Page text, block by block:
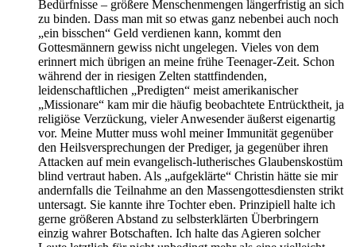
Bedürfnisse – größere Menschenmengen längerfristig an sich
zu binden. Dass man mit so etwas ganz nebenbei auch noch
„ein bisschen“ Geld verdienen kann, kommt den
Gottesmännern gewiss nicht ungelegen. Vieles von dem
erinnert mich übrigen an meine frühe Teenager-Zeit. Schon
während der in riesigen Zelten stattfindenden,
leidenschaftlichen „Predigten“ meist amerikanischer
„Missionare“ kam mir die häufig beobachtete Entrücktheit, ja
religiöse Verzückung, vieler Anwesender äußerst eigenartig
vor. Meine Mutter muss wohl meiner Immunität gegenüber
den Heilsversprechungen der Prediger, ja gegenüber ihren
Attacken auf mein evangelisch-lutherisches Glaubenskostüm
blind vertraut haben. Als „aufgeklärte“ Christin hätte sie mir
andernfalls die Teilnahme an den Massengottesdiensten strikt
untersagt. Sie kannte ihre Tochter eben. Prinzipiell halte ich
gerne größeren Abstand zu selbsterklärten Überbringern
einzig wahrer Botschaften. Ich halte das Agieren solcher